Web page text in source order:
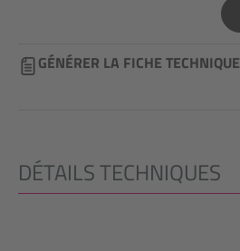
GÉNÉRER LA FICHE TECHNIQUE
DÉTAILS TECHNIQUES